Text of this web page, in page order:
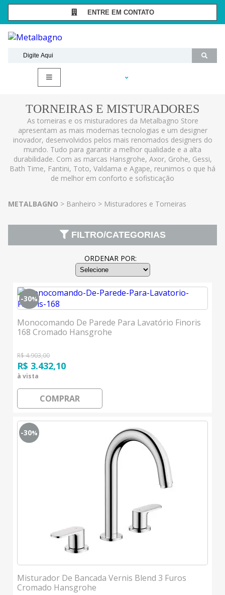
ENTRE EM CONTATO
(11) 99467-1909
TORNEIRAS E MISTURADORES
As torneiras e os misturadores da Metalbagno Store
apresentam as mais modernas tecnologias e um designer
inovador, desenvolvidos pelos mais renomados designers do
mundo. Tudo para garantir a melhor qualidade e a alta
durabilidade. Com as marcas Hansgrohe, Axor, Grohe, Gessi,
Bath Time, Fantini, Toto, Valdama e Agape, reunimos o que há
de melhor em conforto e sofisticação
METALBAGNO Banheiro Misturadores e Torneiras
FILTRO/CATEGORIAS
ORDENAR POR:
-30%
Monocomando De Parede Para Lavatório Finoris
168 Cromado Hansgrohe
R$ 4.903,00
R$ 3.432,10
à vista
COMPRAR
-30%
Misturador De Bancada Vernis Blend 3 Furos
Cromado Hansgrohe